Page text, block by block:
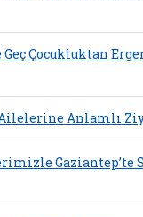
Çocukluktan
Anlamlı
Gaziantep’te